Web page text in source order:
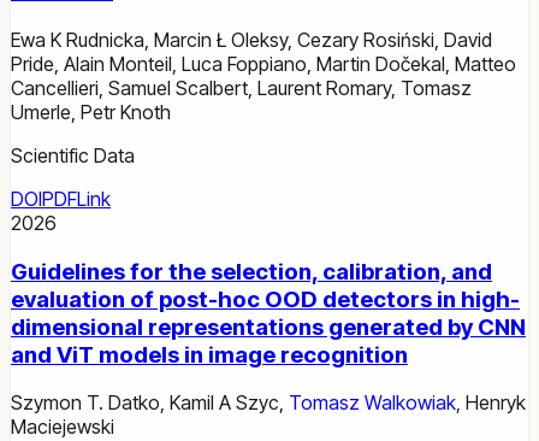
Ewa K Rudnicka Marcin Ł Oleksy, Cezary Rosiński David
Pride Alain Monteil Luca Foppiano Martin Dočekal Matteo
Cancellieri Samuel Scalbert Laurent Romary, Tomasz
Umerle Petr Knoth
Scientific Data
DOIPDFLink
2026
Guidelines for the selection, calibration, and
evaluation of post-hoc OOD detectors in high-
dimensional representations generated by CNN
and ViT models in image recognition
Szymon T. Datko, Kamil A Szyc, Tomasz Walkowiak, Henryk
Maciejewski